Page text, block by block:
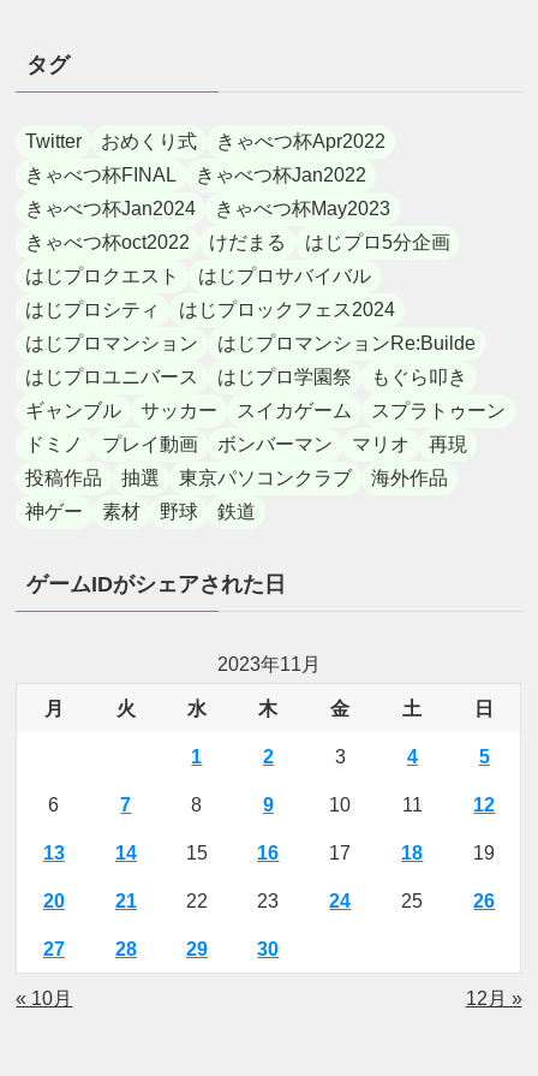
タグ
Twitter おめくり式
きゃべつ杯Apr2022
きゃべつ杯FINAL
きゃべつ杯Jan2022
きゃべつ杯Jan2024
きゃべつ杯May2023
きゃべつ杯oct2022
けだまる
はじプロ5分企画
はじプロクエスト
はじプロサバイバル
はじプロシティ
はじプロックフェス2024
はじプロマンション
はじプロマンションRe:Builde
はじプロユニバース
はじプロ学園祭
もぐら叩き
ギャンブル
サッカー スイカゲーム
スプラトゥーン
ドミノ
プレイ動画 ボンバーマン マリオ
再現
投稿作品
抽選 東京パソコンクラブ
海外作品
神ゲー
素材 野球 鉄道
ゲームIDがシェアされた日
2023年11月
月 火 水 木 金 土 日
1 2 3 4 5
6 7 8 9 10 11 12
13 14 15 16 17 18 19
20 21 22 23 24 25 26
27 28 29 30
« 10月 12月 »